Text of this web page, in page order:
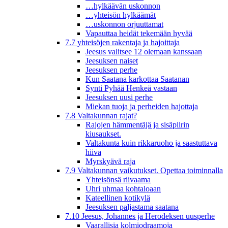
…hylkäävän uskonnon
…yhteisön hylkäämät
…uskonnon orjuuttamat
Vapauttaa heidät tekemään hyvää
7.7 yhteisöjen rakentaja ja hajoittaja
Jeesus valitsee 12 olemaan kanssaan
Jeesuksen naiset
Jeesuksen perhe
Kun Saatana karkottaa Saatanan
Synti Pyhää Henkeä vastaan
Jeesuksen uusi perhe
Miekan tuoja ja perheiden hajottaja
7.8 Valtakunnan rajat?
Rajojen hämmentäjä ja sisäpiirin
kiusaukset.
Valtakunta kuin rikkaruoho ja saastuttava
hiiva
Myrskyävä raja
7.9 Valtakunnan vaikutukset. Opettaa toiminnalla
Yhteisönsä riivaama
Uhri uhmaa kohtaloaan
Kateellinen kotikylä
Jeesuksen paljastama saatana
7.10 Jeesus, Johannes ja Herodeksen uusperhe
Vaarallisia kolmiodraamoja